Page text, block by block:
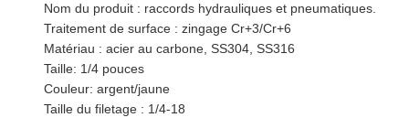
Nom du produit : raccords hydrauliques et pneumatiques.
Traitement de surface : zingage Cr+3/Cr+6
Matériau : acier au carbone, SS304, SS316
Taille: 1/4 pouces
Couleur: argent/jaune
Taille du filetage : 1/4-18